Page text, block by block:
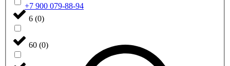
6 (0)
60 (0)
+7 900 079-88-94